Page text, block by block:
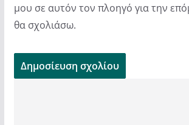
μου σε αυτόν τον πλοηγό για την
θα σχολιάσω.